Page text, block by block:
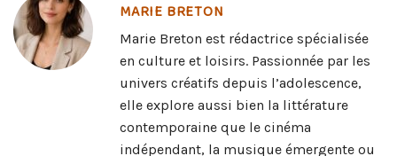
MARIE BRETON
Marie Breton est rédactrice spécialisée
en culture et loisirs. Passionnée par les
univers créatifs depuis l’adolescence,
elle explore aussi bien la littérature
contemporaine que le cinéma
indépendant, la musique émergente ou